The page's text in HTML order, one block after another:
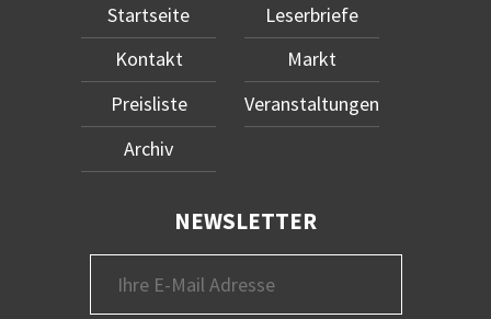
Startseite
Kontakt
Preisliste
Archiv
Leserbriefe
Markt
Veranstaltungen
NEWSLETTER